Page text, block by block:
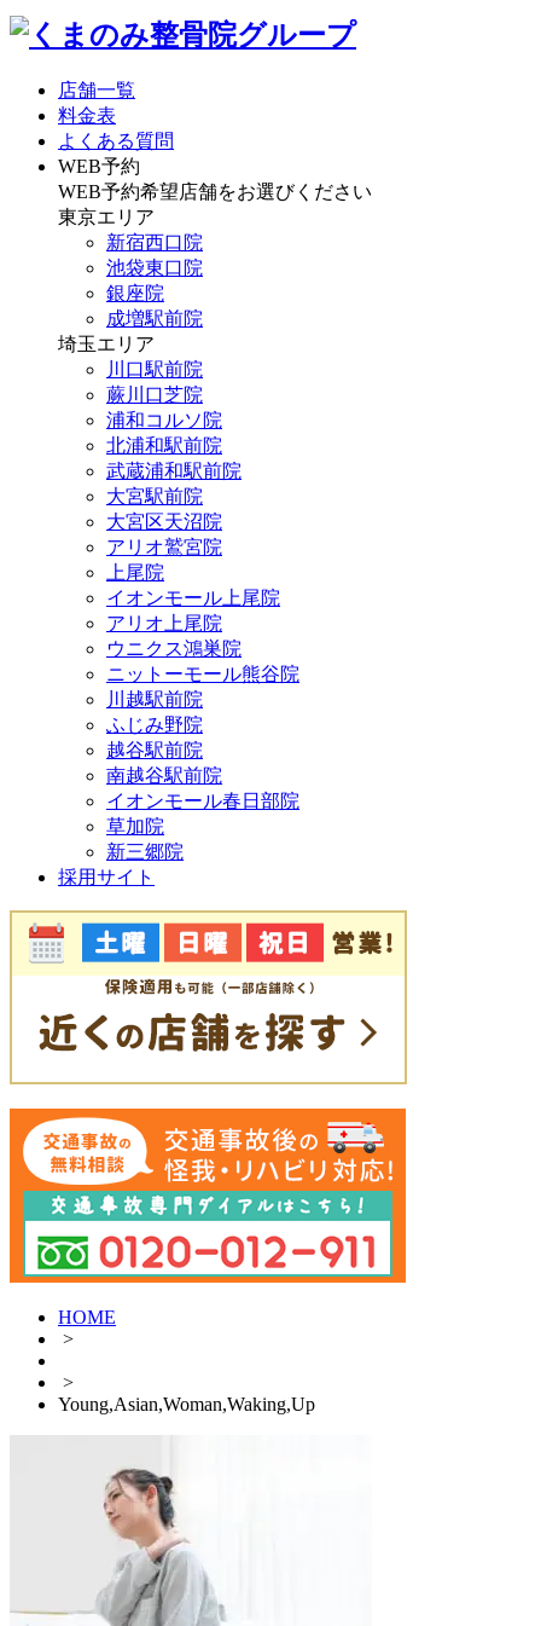
店舗一覧
料金表
よくある質問
WEB予約
WEB予約希望店舗をお選びください
東京エリア
新宿西口院
池袋東口院
銀座院
成増駅前院
埼玉エリア
川口駅前院
蕨川口芝院
浦和コルソ院
北浦和駅前院
武蔵浦和駅前院
大宮駅前院
大宮区天沼院
アリオ鷲宮院
上尾院
イオンモール上尾院
アリオ上尾院
ウニクス鴻巣院
ニットーモール熊谷院
川越駅前院
ふじみ野院
越谷駅前院
南越谷駅前院
イオンモール春日部院
草加院
新三郷院
採用サイト
HOME
>
>
Young,Asian,Woman,Waking,Up